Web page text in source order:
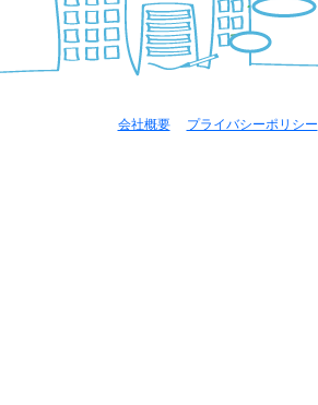
会社概要｜ プライバシーポリシー